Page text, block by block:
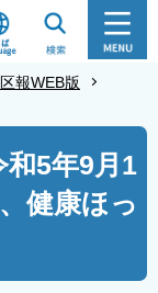
報WEB版
5年9月1
健康ほっ